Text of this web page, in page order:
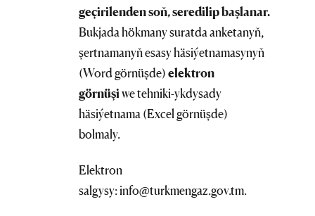
geçirilenden soň, seredilip başlanar.
Bukjada hökmany suratda anketanyň,
şertnamanyň esasy häsiýetnamasynyň
(Word görnüşde)elektron
görnüşiwe tehniki-ykdysady
häsiýetnama (Excel görnüşde)
bolmaly.
Elektron
salgysy: info@turkmengaz.gov.tm.